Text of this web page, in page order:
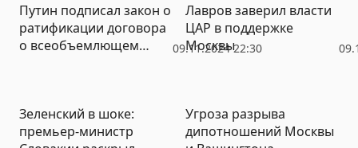
09.11.2024 22:30
Путин подписал закон о
ратификации договора
о всеобъемлющем
Лавров заверил власти
ЦАР в поддержке
Москвы
Зеленский в шоке:
премьер-министр
Угроза разрыва
дипотношений Москвы